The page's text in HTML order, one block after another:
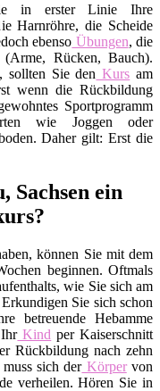
in erster Linie Ihre
Harnröhre, die Scheide
ebenso Übungen, die
Rücken, Bauch).
sollten Sie den Kurs am
wenn die Rückbildung
Sportprogramm
wie Joggen oder
Daher gilt: Erst die
Sachsen ein
können Sie mit dem
beginnen. Oftmals
wie Sie sich am
Sie sich schon
betreuende Hebamme
Kind per Kaiserschnitt
Rückbildung nach zehn
sich derKörpervon
verheilen. Hören Sie in